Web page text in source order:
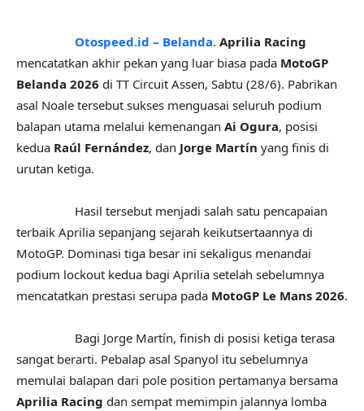
Otospeed.id – Belanda. Aprilia Racing
mencatatkan akhir pekan yang luar biasa pada MotoGP
Belanda 2026 di TT Circuit Assen, Sabtu (28/6). Pabrikan
asal Noale tersebut sukses menguasai seluruh podium
balapan utama melalui kemenangan Ai Ogura, posisi
kedua Raúl Fernández, dan Jorge Martín yang finis di
urutan ketiga.
Hasil tersebut menjadi salah satu pencapaian
terbaik Aprilia sepanjang sejarah keikutsertaannya di
MotoGP. Dominasi tiga besar ini sekaligus menandai
podium lockout kedua bagi Aprilia setelah sebelumnya
mencatatkan prestasi serupa pada MotoGP Le Mans 2026.
Bagi Jorge Martín, finish di posisi ketiga terasa
sangat berarti. Pebalap asal Spanyol itu sebelumnya
memulai balapan dari pole position pertamanya bersama
Aprilia Racing dan sempat memimpin jalannya lomba